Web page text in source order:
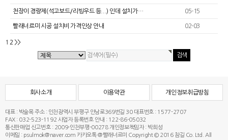
천장이 경량제(석고보드/리빙우드 등...) 인데 설치가… 05-15
빨래너르미 시공 설치비 가격인상 안내 02-03
1 2 >>
회사소개 이용약관 개인정보취급방침
대표 : 박술목 주소 : 인천광역시 부평구 안남로369번길 30 대표번호 : 1577-2707
FAX : 032-523-1192 사업자 등록번호 안내 : 122-86-05032
통신판매업 신고번호 : 2009-인천부평-00278 개인정보책임자 : 박희성
이메일 : psulmok@naver.com 카카오톡 @빨래너르미 Copyright © 2016 참길 Co. Ltd. All